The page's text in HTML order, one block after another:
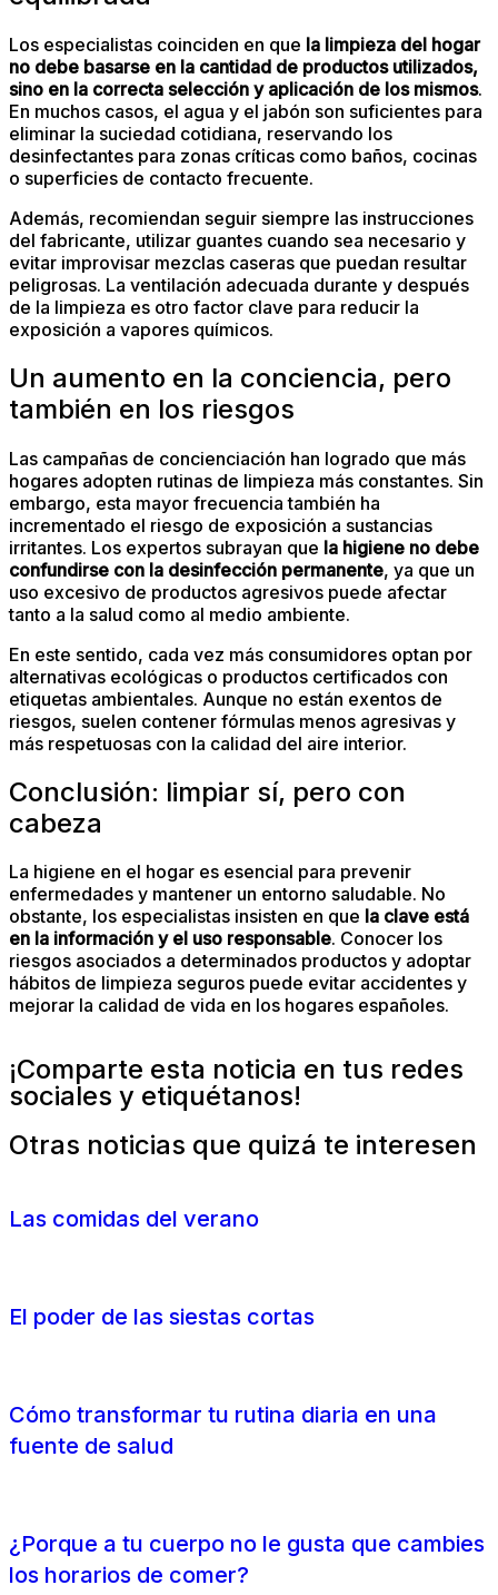
Los especialistas coinciden en que la limpieza del hogar
no debe basarse en la cantidad de productos utilizados,
sino en la correcta selección y aplicación de los mismos.
En muchos casos, el agua y el jabón son suficientes para
eliminar la suciedad cotidiana, reservando los
desinfectantes para zonas críticas como baños, cocinas
o superficies de contacto frecuente.
Además, recomiendan seguir siempre las instrucciones
del fabricante, utilizar guantes cuando sea necesario y
evitar improvisar mezclas caseras que puedan resultar
peligrosas. La ventilación adecuada durante y después
de la limpieza es otro factor clave para reducir la
exposición a vapores químicos.
Un aumento en la conciencia, pero
también en los riesgos
Las campañas de concienciación han logrado que más
hogares adopten rutinas de limpieza más constantes. Sin
embargo, esta mayor frecuencia también ha
incrementado el riesgo de exposición a sustancias
irritantes. Los expertos subrayan que la higiene no debe
confundirse con la desinfección permanente, ya que un
uso excesivo de productos agresivos puede afectar
tanto a la salud como al medio ambiente.
En este sentido, cada vez más consumidores optan por
alternativas ecológicas o productos certificados con
etiquetas ambientales. Aunque no están exentos de
riesgos, suelen contener fórmulas menos agresivas y
más respetuosas con la calidad del aire interior.
Conclusión: limpiar sí, pero con
cabeza
La higiene en el hogar es esencial para prevenir
enfermedades y mantener un entorno saludable. No
obstante, los especialistas insisten en que la clave está
en la información y el uso responsable. Conocer los
riesgos asociados a determinados productos y adoptar
hábitos de limpieza seguros puede evitar accidentes y
mejorar la calidad de vida en los hogares españoles.
¡Comparte esta noticia en tus redes
sociales y etiquétanos!
Otras noticias que quizá te interesen
Las comidas del verano
El poder de las siestas cortas
Cómo transformar tu rutina diaria en una
fuente de salud
¿Porque a tu cuerpo no le gusta que cambies
los horarios de comer?